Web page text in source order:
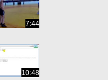
7:44
10:48